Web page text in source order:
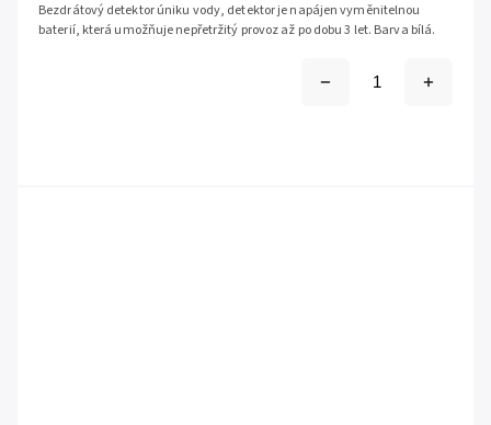
Bezdrátový detektor úniku vody, detektor je napájen vyměnitelnou
baterií, která umožňuje nepřetržitý provoz až po dobu 3 let. Barva bílá.